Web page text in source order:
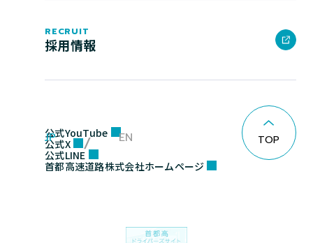
公式YouTube
公式X
公式LINE
首都高速道路株式会社ホームページ
JP EN
RECRUIT
採用情報
TOP